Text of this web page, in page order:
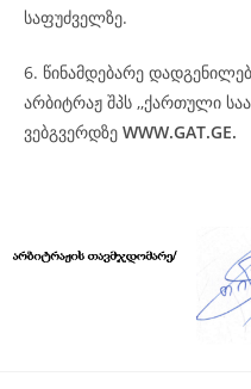
საფუძველზე.
6. წინამდებარე
არბიტრაჟ შპს ,,ქართული
ვებგვერდზე WWW.GAT.GE.